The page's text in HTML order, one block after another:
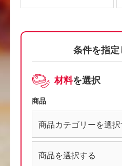
条件を指定
材料を選択
商品